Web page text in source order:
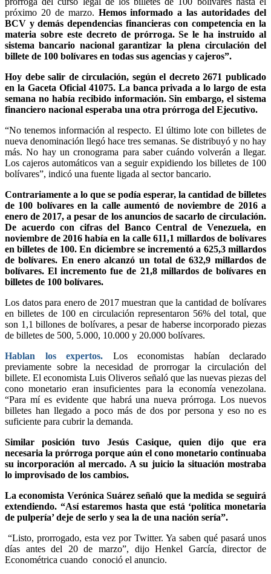
próximo 20 de marzo. Hemos informado a las autoridades del
BCV y demás dependencias financieras con competencia en la
materia sobre este decreto de prórroga. Se le ha instruido al
sistema bancario nacional garantizar la plena circulación del
billete de 100 bolívares en todas sus agencias y cajeros”.
Hoy debe salir de circulación, según el decreto 2671 publicado
en la Gaceta Oficial 41075. La banca privada a lo largo de esta
semana no había recibido información. Sin embargo, el sistema
financiero nacional esperaba una otra prórroga del Ejecutivo.
“No tenemos información al respecto. El último lote con billetes de
nueva denominación llegó hace tres semanas. Se distribuyó y no hay
más. No hay un cronograma para saber cuándo volverán a llegar.
Los cajeros automáticos van a seguir expidiendo los billetes de 100
bolívares”, indicó una fuente ligada al sector bancario.
Contrariamente a lo que se podía esperar, la cantidad de billetes
de 100 bolívares en la calle aumentó de noviembre de 2016 a
enero de 2017, a pesar de los anuncios de sacarlo de circulación.
De acuerdo con cifras del Banco Central de Venezuela, en
noviembre de 2016 había en la calle 611,1 millardos de bolívares
en billetes de 100. En diciembre se incrementó a 625,3 millardos
de bolívares. En enero alcanzó un total de 632,9 millardos de
bolívares. El incremento fue de 21,8 millardos de bolívares en
billetes de 100 bolívares.
Los datos para enero de 2017 muestran que la cantidad de bolívares
en billetes de 100 en circulación representaron 56% del total, que
son 1,1 billones de bolívares, a pesar de haberse incorporado piezas
de billetes de 500, 5.000, 10.000 y 20.000 bolívares.
Hablan los expertos. Los economistas habían declarado
previamente sobre la necesidad de prorrogar la circulación del
billete. El economista Luis Oliveros señaló que las nuevas piezas del
cono monetario eran insuficientes para la economía venezolana.
“Para mí es evidente que habrá una nueva prórroga. Los nuevos
billetes han llegado a poco más de dos por persona y eso no es
suficiente para cubrir la demanda.
Similar posición tuvo Jesús Casique, quien dijo que era
necesaria la prórroga porque aún el cono monetario continuaba
su incorporación al mercado. A su juicio la situación mostraba
lo improvisado de los cambios.
La economista Verónica Suárez señaló que la medida se seguirá
extendiendo. “Así estaremos hasta que está ‘política monetaria
de pulpería’ deje de serlo y sea la de una nación sería”.
“Listo, prorrogado, esta vez por Twitter. Ya saben qué pasará unos
días antes del 20 de marzo”, dijo Henkel García, director de
Econométrica cuando conoció el anuncio.